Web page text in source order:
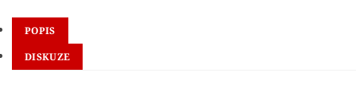
POPIS
DISKUZE